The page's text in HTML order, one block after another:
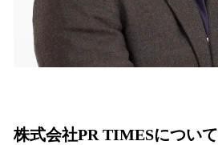
株式会社PR TIMESについて